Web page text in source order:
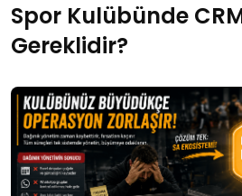
Spor Kulübünde
Gereklidir?